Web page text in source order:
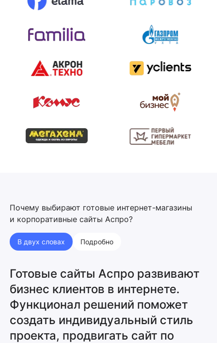
Почему выбирают готовые интернет-магазины
и корпоративные сайты Аспро?
В двух словах Подробно
Готовые сайты Аспро развивают
бизнес клиентов в интернете.
Функционал решений поможет
создать индивидуальный стиль
проекта, продвигать сайт по